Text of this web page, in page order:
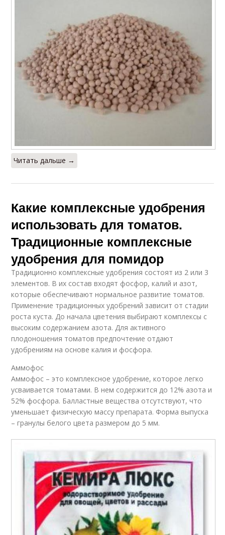
Читать дальше →
Какие комплексные удобрения
использовать для томатов.
Традиционные комплексные
удобрения для помидор
Традиционно комплексные удобрения состоят из 2 или 3
элементов. В их состав входят фосфор, калий и азот,
которые обеспечивают нормальное развитие томатов.
Применение традиционных удобрений зависит от стадии
роста куста. До начала цветения выбирают комплексы с
высоким содержанием азота. Для активного
плодоношения томатов предпочтение отдают
удобрениям на основе калия и фосфора.
Аммофос
Аммофос – это комплексное удобрение, которое легко
усваивается томатами. В нем содержится до 12% азота и
52% фосфора. Балластные вещества отсутствуют, что
уменьшает физическую массу препарата. Форма выпуска
– гранулы белого цвета размером до 5 мм.